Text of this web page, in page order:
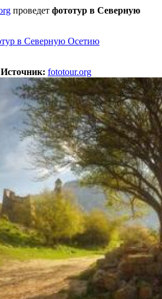
проведет фототур в Северную
в Северную Осетию
Источник: fototour.org